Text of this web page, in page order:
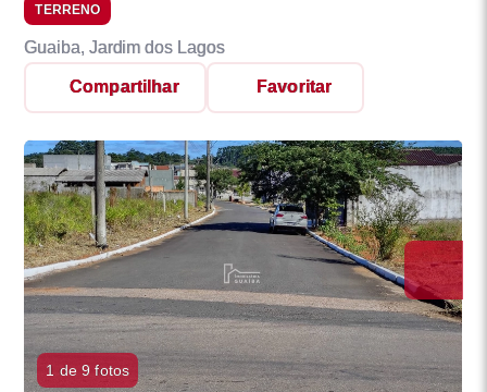
TERRENO
Guaiba, Jardim dos Lagos
Compartilhar Favoritar
1 de 9 fotos